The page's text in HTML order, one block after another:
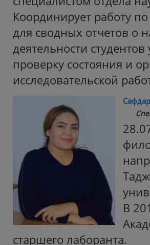
Координирует работу
для сводных отчетов о
деятельности
проверку состояния и
исследовательской
В
старшего лаборанта.